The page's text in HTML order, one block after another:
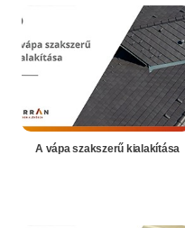
A vápa szakszerű kialakítása